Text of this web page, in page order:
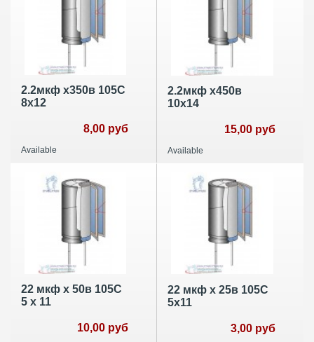
2.2мкф х350в 105С
8х12
8,00 руб
Available
2.2мкф х450в
10х14
15,00 руб
Available
22 мкф х 50в 105C
5 x 11
10,00 руб
22 мкф х 25в 105С
5х11
3,00 руб